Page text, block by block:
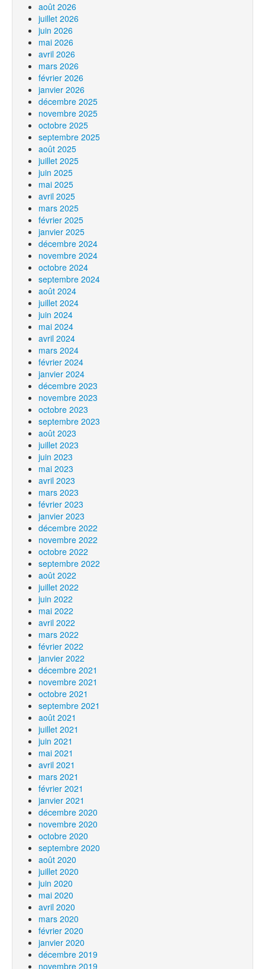
août 2026
juillet 2026
juin 2026
mai 2026
avril 2026
mars 2026
février 2026
janvier 2026
décembre 2025
novembre 2025
octobre 2025
septembre 2025
août 2025
juillet 2025
juin 2025
mai 2025
avril 2025
mars 2025
février 2025
janvier 2025
décembre 2024
novembre 2024
octobre 2024
septembre 2024
août 2024
juillet 2024
juin 2024
mai 2024
avril 2024
mars 2024
février 2024
janvier 2024
décembre 2023
novembre 2023
octobre 2023
septembre 2023
août 2023
juillet 2023
juin 2023
mai 2023
avril 2023
mars 2023
février 2023
janvier 2023
décembre 2022
novembre 2022
octobre 2022
septembre 2022
août 2022
juillet 2022
juin 2022
mai 2022
avril 2022
mars 2022
février 2022
janvier 2022
décembre 2021
novembre 2021
octobre 2021
septembre 2021
août 2021
juillet 2021
juin 2021
mai 2021
avril 2021
mars 2021
février 2021
janvier 2021
décembre 2020
novembre 2020
octobre 2020
septembre 2020
août 2020
juillet 2020
juin 2020
mai 2020
avril 2020
mars 2020
février 2020
janvier 2020
décembre 2019
novembre 2019